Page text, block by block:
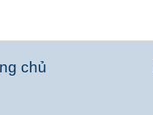
chủ